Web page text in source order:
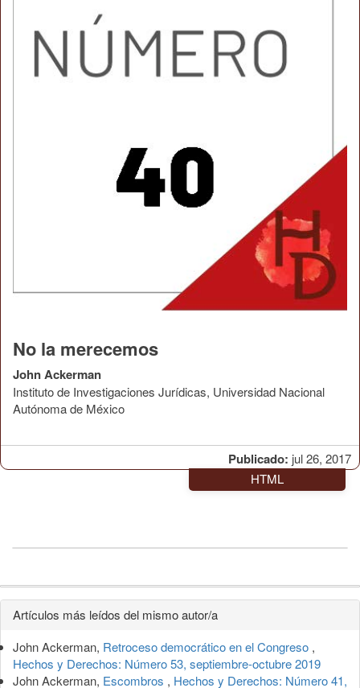
Publicado: jul 26, 2017
No la merecemos
John Ackerman
Instituto de Investigaciones Jurídicas, Universidad Nacional
Autónoma de México
HTML
Detalles
del
artículo
Artículos más leídos del mismo autor/a
John Ackerman, Retroceso democrático en el Congreso ,
Hechos y Derechos: Número 53, septiembre-octubre 2019
John Ackerman, Escombros , Hechos y Derechos: Número 41,